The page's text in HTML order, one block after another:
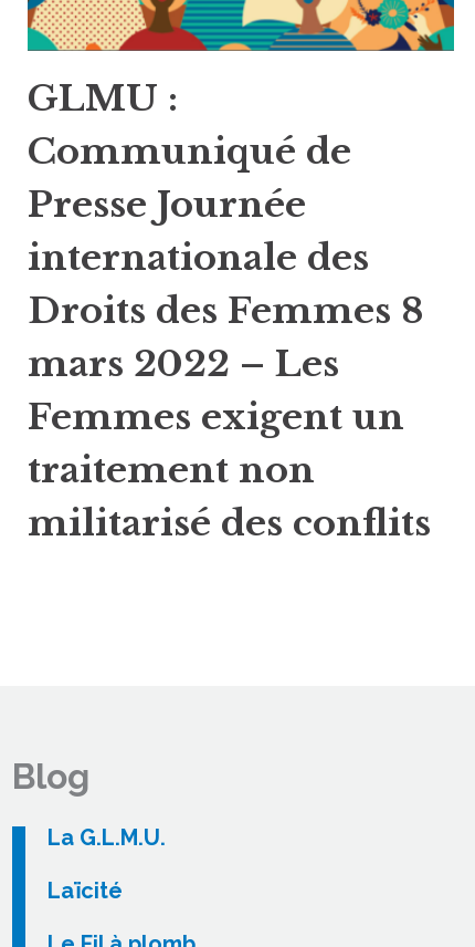
GLMU :
Communiqué de
Presse Journée
internationale des
Droits des Femmes 8
mars 2022 – Les
Femmes exigent un
traitement non
militarisé des conflits
Blog
La G.L.M.U.
Laïcité